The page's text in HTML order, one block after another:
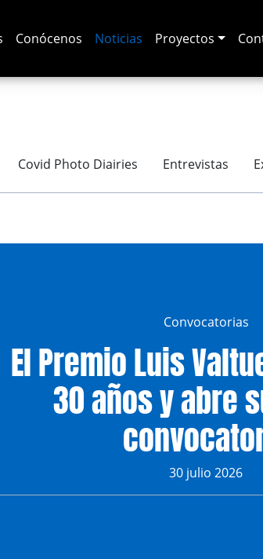
Conócenos Noticias Proyectos
Covid Photo Diairies Entrevistas
Convocatorias
El Premio Luis
30 años y abre
30 julio 2026